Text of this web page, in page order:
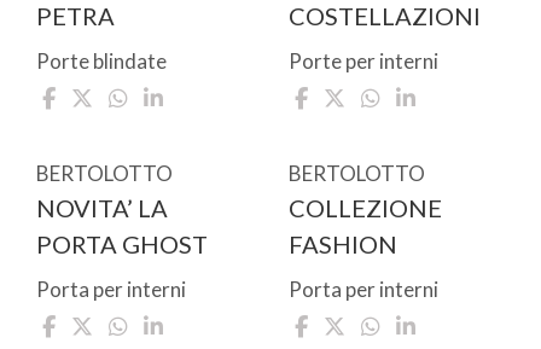
PETRA
Porte blindate
COSTELLAZIONI
Porte per interni
BERTOLOTTO
NOVITA’ LA
PORTA GHOST
Porta per interni
BERTOLOTTO
COLLEZIONE
FASHION
Porta per interni